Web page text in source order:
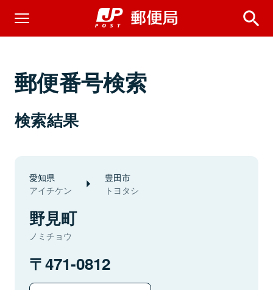
郵便番号検索
検索結果
愛知県
アイチケン
豊田市
トヨタシ
野見町
ノミチョウ
471-0812